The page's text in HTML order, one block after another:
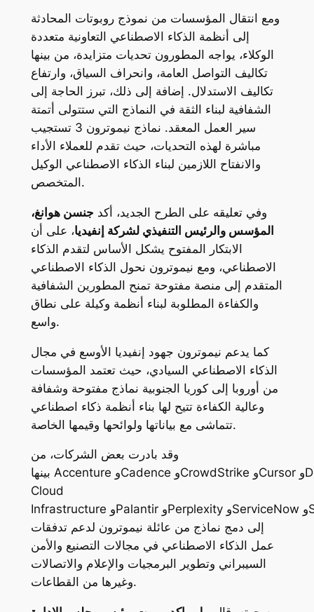
ومع انتقال المؤسسات من نموذج روبوتات المحادثة
إلى أنظمة الذكاء الاصطناعي التعاونية متعددة
الوكلاء، يواجه المطورون تحديات متزايدة، من بينها
تكاليف التواصل العامة، وانحراف السياق، وارتفاع
تكاليف الاستدلال. إضافة إلى ذلك، تبرز الحاجة إلى
الشفافية لبناء الثقة في النماذج التي ستتولى أتمتة
سير العمل المعقد. نماذج نيموترون 3 تستجيب
مباشرة لهذه التحديات، حيث تقدم للعملاء الأداء
والانفتاح اللازمين لبناء الذكاء الاصطناعي الوكيل
المتخصص.
وفي تعليقه على الطرح الجديد، أكد جنسن هوانغ،
المؤسس والرئيس التنفيذي لشركة إنفيديا، على أن
الابتكار المفتوح يشكل الأساس لتقدم الذكاء
الاصطناعي، ومع نيموترون نحول الذكاء الاصطناعي
المتقدم إلى منصة مفتوحة تمنح المطورين الشفافية
والكفاءة المطلوبة لبناء أنظمة وكيلة على نطاق
واسع.
كما يدعم نيموترون جهود إنفيديا الأوسع في مجال
الذكاء الاصطناعي السيادي، حيث تعتمد المؤسسات
من أوروبا إلى كوريا الجنوبية نماذج مفتوحة وشفافة
وعالية الكفاءة تتيح لها بناء أنظمة ذكاء اصطناعي
تتماشى مع بياناتها ولوائحها وقيمها الخاصة.
وقد بادرت بعض الشركات، من
بينها Accenture وCadence وCrowdStrike وCursor وDeloitte وEY وOracle
Cloud
Infrastructure وPalantir وPerplexity وServiceNow وSiemens وSynopsys وZoom،
إلى دمج نماذج من عائلة نيموترون لدعم تدفقات
عمل الذكاء الاصطناعي في مجالات التصنيع والأمن
السيبراني وتطوير البرمجيات والإعلام والاتصالات
وغيرها من القطاعات.